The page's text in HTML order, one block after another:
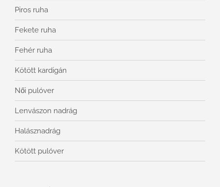
Piros ruha
Fekete ruha
Fehér ruha
Kötött kardigán
Női pulóver
Lenvászon nadrág
Halásznadrág
Kötött pulóver